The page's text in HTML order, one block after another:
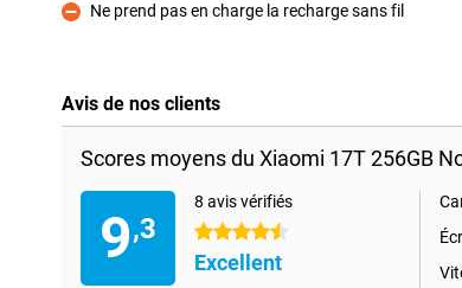
Contre
Ne prend pas en charge la recharge sans fil
Avis de nos clients
Scores moyens du Xiaomi 17T 256GB
9,3
8 avis vérifiés
4.5 étoiles
Excellent